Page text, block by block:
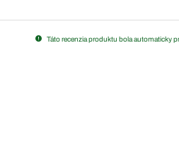
Táto recenzia produktu bola automaticky